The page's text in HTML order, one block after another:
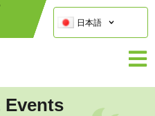
日本語
Events